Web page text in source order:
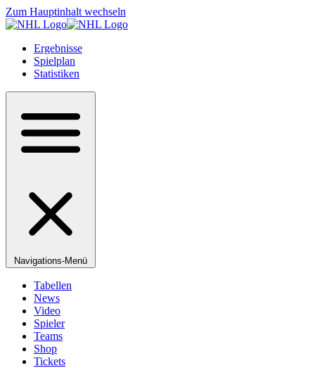
Zum Hauptinhalt wechseln
Ergebnisse
Spielplan
Statistiken
Navigations-Menü
Tabellen
News
Video
Spieler
Teams
Shop
Tickets